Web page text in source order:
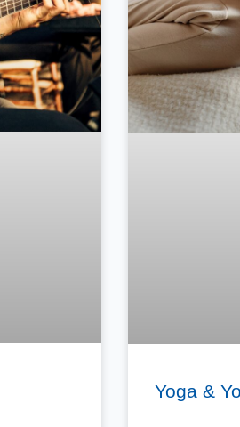
Yoga &